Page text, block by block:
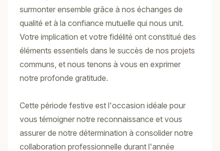
surmonter ensemble grâce à nos échanges de
qualité et à la confiance mutuelle qui nous unit.
Votre implication et votre fidélité ont constitué des
éléments essentiels dans le succès de nos projets
communs, et nous tenons à vous en exprimer
notre profonde gratitude.
Cette période festive est l'occasion idéale pour
vous témoigner notre reconnaissance et vous
assurer de notre détermination à consolider notre
collaboration professionnelle durant l'année